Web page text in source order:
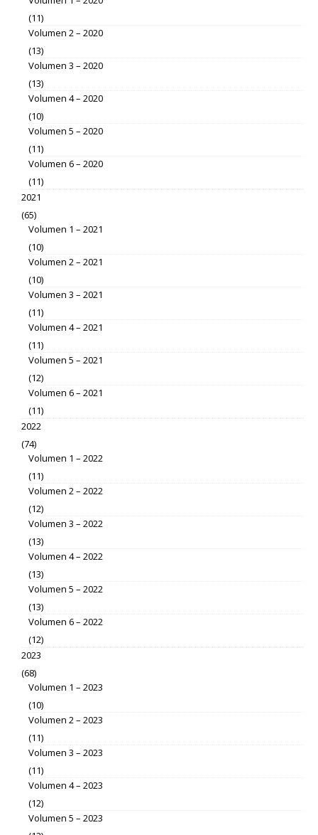
(11)
Volumen 2 – 2020
(13)
Volumen 3 – 2020
(13)
Volumen 4 – 2020
(10)
Volumen 5 – 2020
(11)
Volumen 6 – 2020
(11)
2021
(65)
Volumen 1 – 2021
(10)
Volumen 2 – 2021
(10)
Volumen 3 – 2021
(11)
Volumen 4 – 2021
(11)
Volumen 5 – 2021
(12)
Volumen 6 – 2021
(11)
2022
(74)
Volumen 1 – 2022
(11)
Volumen 2 – 2022
(12)
Volumen 3 – 2022
(13)
Volumen 4 – 2022
(13)
Volumen 5 – 2022
(13)
Volumen 6 – 2022
(12)
2023
(68)
Volumen 1 – 2023
(10)
Volumen 2 – 2023
(11)
Volumen 3 – 2023
(11)
Volumen 4 – 2023
(12)
Volumen 5 – 2023